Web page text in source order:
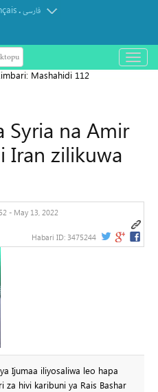
.فارسی
باز
و
Mashahidi 112
Syria na Amir
Iran zilikuwa
- May 13, 2022
Habari ID: 3475244
Ijumaa iliyosaliwa leo hapa
za hivi karibuni ya Rais Bashar